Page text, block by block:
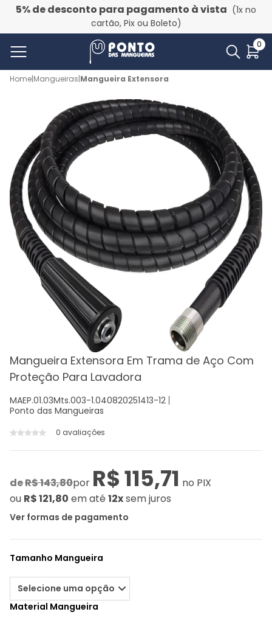
5% de desconto para pagamento à vista (1x no
cartão, Pix ou Boleto)
0
Home|Mangueiras|Mangueira Extensora
Mangueira Extensora Em Trama de Aço Com
Proteção Para Lavadora
MAEP.01.03Mts.003-1.040820251413-12
Ponto das Mangueiras
0 avaliações
deR$ 143,80por R$ 115,71 no PIX
ou R$ 121,80 em até 12xsem juros
Ver formas de pagamento
Tamanho Mangueira
Material Mangueira